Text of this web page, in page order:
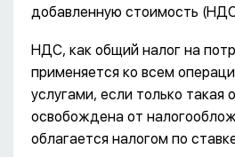
добавленную стоимость
НДС, как общий налог на
применяется ко всем
услугами, если только такая
освобождена от
облагается налогом по